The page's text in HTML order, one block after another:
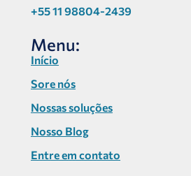
+55 11 98804-2439
Menu:
Início
Sore nós
Nossas soluções
Nosso Blog
Entre em contato